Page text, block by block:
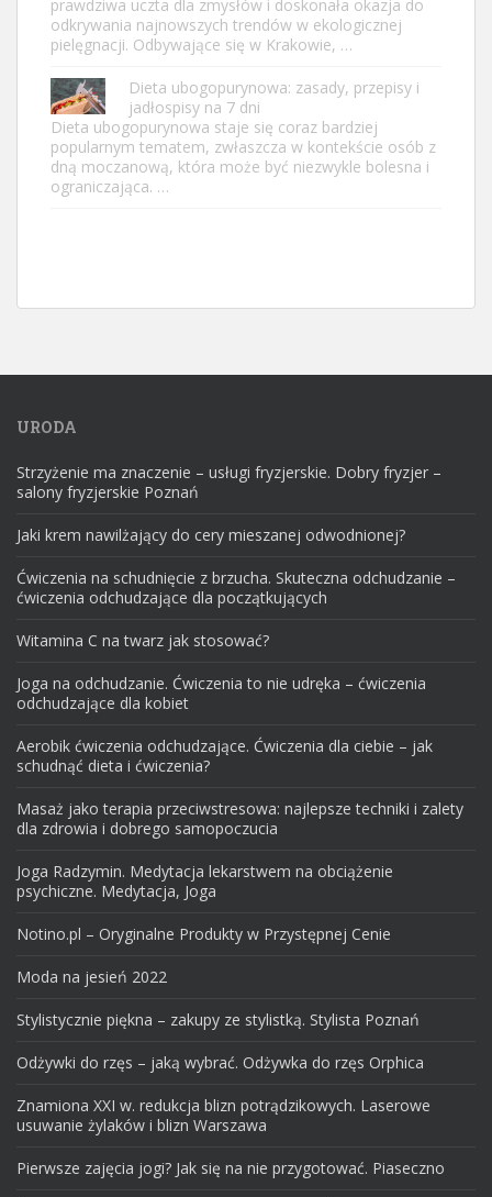
prawdziwa uczta dla zmysłów i doskonała okazja do
odkrywania najnowszych trendów w ekologicznej
pielęgnacji. Odbywające się w Krakowie, …
Dieta ubogopurynowa: zasady, przepisy i
jadłospisy na 7 dni
Dieta ubogopurynowa staje się coraz bardziej
popularnym tematem, zwłaszcza w kontekście osób z
dną moczanową, która może być niezwykle bolesna i
ograniczająca. …
URODA
Strzyżenie ma znaczenie – usługi fryzjerskie. Dobry fryzjer –
salony fryzjerskie Poznań
Jaki krem nawilżający do cery mieszanej odwodnionej?
Ćwiczenia na schudnięcie z brzucha. Skuteczna odchudzanie –
ćwiczenia odchudzające dla początkujących
Witamina C na twarz jak stosować?
Joga na odchudzanie. Ćwiczenia to nie udręka – ćwiczenia
odchudzające dla kobiet
Aerobik ćwiczenia odchudzające. Ćwiczenia dla ciebie – jak
schudnąć dieta i ćwiczenia?
Masaż jako terapia przeciwstresowa: najlepsze techniki i zalety
dla zdrowia i dobrego samopoczucia
Joga Radzymin. Medytacja lekarstwem na obciążenie
psychiczne. Medytacja, Joga
Notino.pl – Oryginalne Produkty w Przystępnej Cenie
Moda na jesień 2022
Stylistycznie piękna – zakupy ze stylistką. Stylista Poznań
Odżywki do rzęs – jaką wybrać. Odżywka do rzęs Orphica
Znamiona XXI w. redukcja blizn potrądzikowych. Laserowe
usuwanie żylaków i blizn Warszawa
Pierwsze zajęcia jogi? Jak się na nie przygotować. Piaseczno